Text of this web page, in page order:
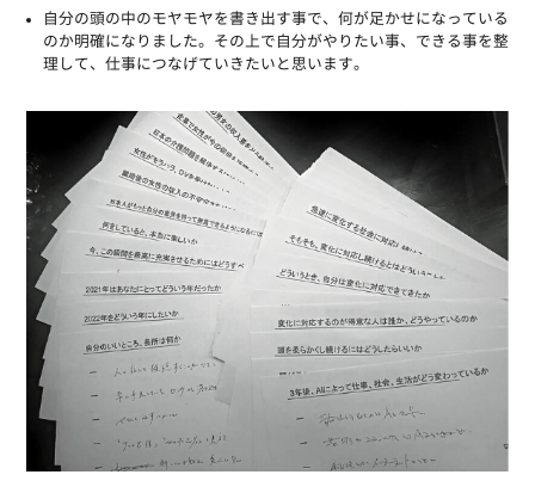
自分の頭の中のモヤモヤを書き出す事で、何が足かせになっている
のか明確になりました。その上で自分がやりたい事、できる事を整
理して、仕事につなげていきたいと思います。